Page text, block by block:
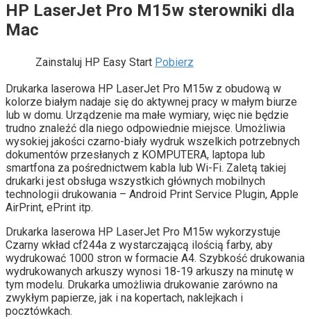
HP LaserJet Pro M15w sterowniki dla
Mac
Zainstaluj HP Easy Start Pobierz
Drukarka laserowa HP LaserJet Pro M15w z obudową w
kolorze białym nadaje się do aktywnej pracy w małym biurze
lub w domu. Urządzenie ma małe wymiary, więc nie będzie
trudno znaleźć dla niego odpowiednie miejsce. Umożliwia
wysokiej jakości czarno-biały wydruk wszelkich potrzebnych
dokumentów przesłanych z KOMPUTERA, laptopa lub
smartfona za pośrednictwem kabla lub Wi-Fi. Zaletą takiej
drukarki jest obsługa wszystkich głównych mobilnych
technologii drukowania – Android Print Service Plugin, Apple
AirPrint, ePrint itp.
Drukarka laserowa HP LaserJet Pro M15w wykorzystuje
Czarny wkład cf244a z wystarczającą ilością farby, aby
wydrukować 1000 stron w formacie A4. Szybkość drukowania
wydrukowanych arkuszy wynosi 18-19 arkuszy na minutę w
tym modelu. Drukarka umożliwia drukowanie zarówno na
zwykłym papierze, jak i na kopertach, naklejkach i
pocztówkach.